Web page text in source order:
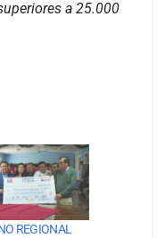
a 25.000
REGIONAL